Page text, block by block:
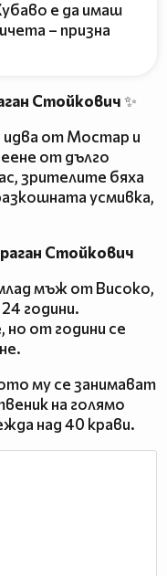
е да имаш
– призна
Стойкович✨
идва от Мостар и
от дълго
зрителите бяха
усмивка,
Стойкович
мъж от Високо,
години.
но от години се
му се занимават
на голямо
над 40 крави.